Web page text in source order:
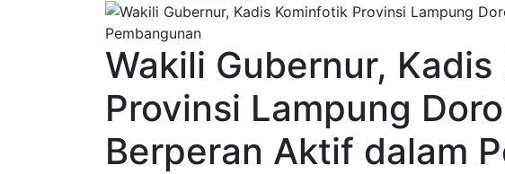
Wakili Gubernur,
Provinsi Lampung
Berperan Aktif dalam